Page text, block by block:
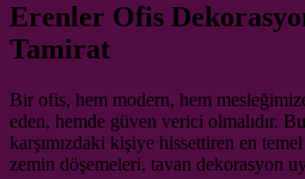
Erenler Ofis
Tamirat
Bir ofis, hem modern, hem
eden, hemde güven verici olmalıdır.
karşımızdaki kişiye hissettiren en
zemin döşemeleri, tavan dekorasyon